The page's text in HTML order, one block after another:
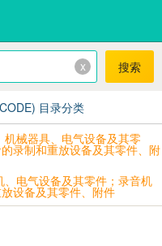
x 搜索
目录分类
械器具、电气设备及其零
录制和重放设备及其零件、附
电气设备及其零件；录音机
设备及其零件、附件